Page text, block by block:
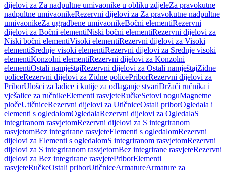
dijelovi za Za nadpultne umivaonike u obliku zdjeleZa pravokutne
nadpultne umivaonikeRezervni dijelovi za Za pravokutne nadpultne
umivaonikeZa ugradbene umivaonikeBočni elementiRezervni
dijelovi za Bočni elementiNiski bočni elementiRezervni dijelovi za
Niski bočni elementiVisoki elementiRezervni dijelovi za Visoki
elementiSrednje visoki elementiRezervni dijelovi za Srednje visoki
elementiKonzolni elementiRezervni dijelovi za Konzolni
elementiOstali namještajRezervni dijelovi za Ostali namještajZidne
policeRezervni dijelovi za Zidne policePriborRezervni dijelovi za
PriborUlošci za ladice i kutije za odlaganje stvariDržači ručnika i
vješalice za ručnikeElementi rasvjeteRučkeSetovi noguMagnetne
pločeUtičniceRezervni dijelovi za UtičniceOstali priborOgledala i
elementi s ogledalomOgledalaRezervni dijelovi za OgledalaS
integriranom rasvjetomRezervni dijelovi za S integriranom
rasvjetomBez integrirane rasvjeteElementi s ogledalomRezervni
dijelovi za Elementi s ogledalomS integriranom rasvjetomRezervni
dijelovi za S integriranom rasvjetomBez integrirane rasvjeteRezervni
dijelovi za Bez integrirane rasvjetePriborElementi
rasvjeteRučkeOstali priborUtičniceArmatureArmature za